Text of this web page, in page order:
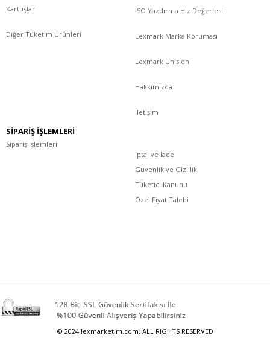
Kartuşlar
Diğer Tüketim Ürünleri
ISO Yazdırma Hız Değerleri
Lexmark Marka Koruması
Lexmark Unision
Hakkımızda
İletişim
SİPARİŞ İŞLEMLERİ
Sipariş İşlemleri
İptal ve İade
Güvenlik ve Gizlilik
Tüketici Kanunu
Özel Fiyat Talebi
© 2024 lexmarketim.com. ALL RIGHTS RESERVED